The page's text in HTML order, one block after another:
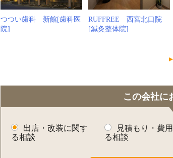
つつい歯科 新館[歯科医
院]
RUFFREE 西宮北口院
[鍼灸整体院]
この会社に
出店・改装に関す
る相談
見積もり・費
る相談